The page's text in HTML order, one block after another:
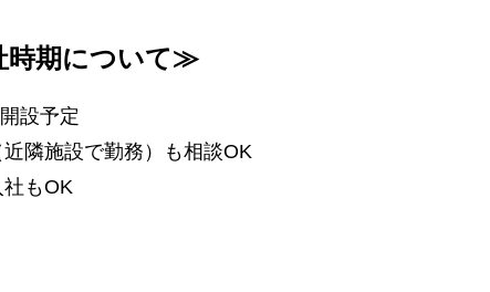
期について≫
設予定
近隣施設で勤務）も相談OK
社もOK